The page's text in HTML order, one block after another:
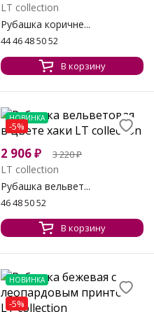
LT collection
Рубашка коричне...
44 46 48 50 52
В корзину
НОВИНКА
-5%
2 906₽ 3 220₽
LT collection
Рубашка вельвет...
46 48 50 52
В корзину
НОВИНКА
-5%